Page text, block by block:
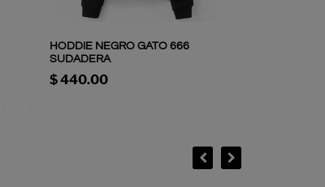
HODDIE NEGRO GATO 666
SUDADERA
$ 440.00